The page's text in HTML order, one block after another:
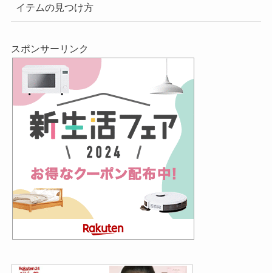
イテムの見つけ方
スポンサーリンク